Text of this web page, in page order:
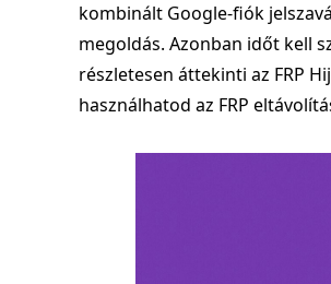
kombinált Google-fiók
megoldás. Azonban időt kell
részletesen áttekinti az FRP
használhatod az FRP